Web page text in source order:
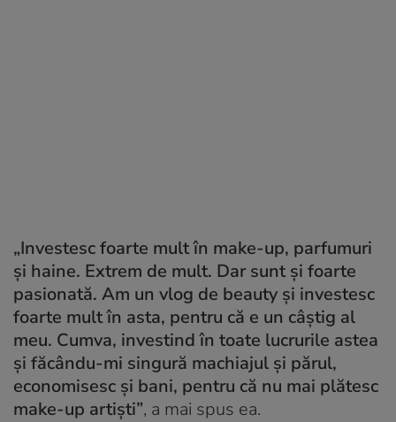
„Investesc foarte mult în make-up, parfumuri
și haine. Extrem de mult. Dar sunt și foarte
pasionată. Am un vlog de beauty și investesc
foarte mult în asta, pentru că e un câștig al
meu. Cumva, investind în toate lucrurile astea
și făcându-mi singură machiajul și părul,
economisesc și bani, pentru că nu mai plătesc
make-up artiști”, a mai spus ea.